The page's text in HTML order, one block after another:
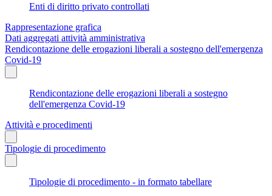
Enti di diritto privato controllati
Rappresentazione grafica
Dati aggregati attività amministrativa
Rendicontazione delle erogazioni liberali a sostegno dell'emergenza
Covid-19
Rendicontazione delle erogazioni liberali a sostegno
dell'emergenza Covid-19
Attività e procedimenti
Tipologie di procedimento
Tipologie di procedimento - in formato tabellare